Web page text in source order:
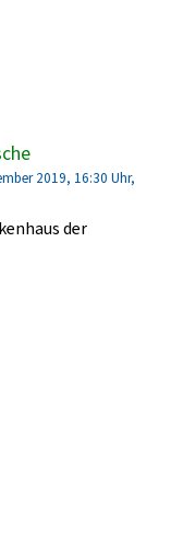
2019, 16:30 Uhr,
der